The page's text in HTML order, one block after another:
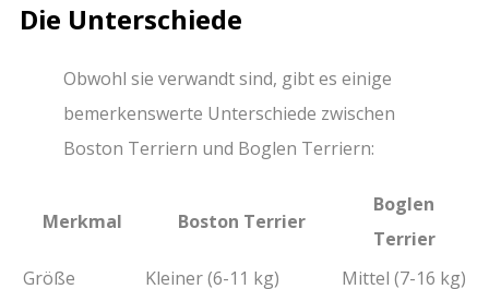
Die Unterschiede
Obwohl sie verwandt sind, gibt es einige
bemerkenswerte Unterschiede zwischen
Boston Terriern und Boglen Terriern:
Merkmal Boston Terrier
Boglen
Terrier
Größe
Kleiner (6-11 kg) Mittel (7-16 kg)